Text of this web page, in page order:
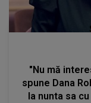
"Nu mă
spune Dana
la nunta sa